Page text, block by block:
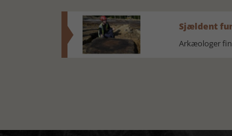
Sjældent
Arkæologer